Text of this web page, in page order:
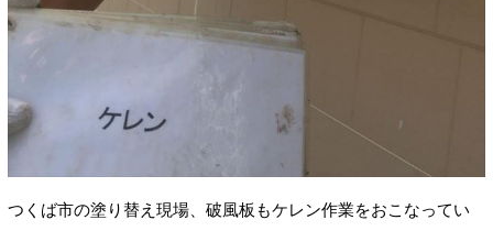
つくば市の塗り替え現場、破風板もケレン作業をおこなってい